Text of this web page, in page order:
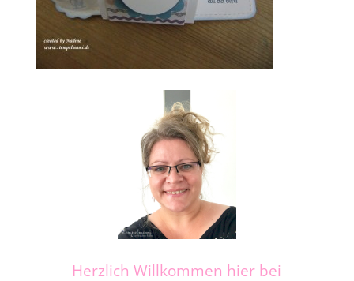
Herzlich Willkommen hier bei